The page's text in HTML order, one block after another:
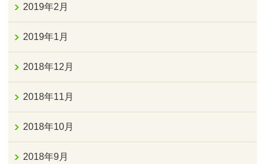
2019年2月
2019年1月
2018年12月
2018年11月
2018年10月
2018年9月